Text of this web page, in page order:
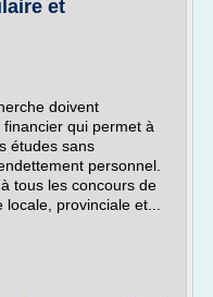
et
doivent
qui permet à
études sans
personnel.
tous les concours de
provinciale et...